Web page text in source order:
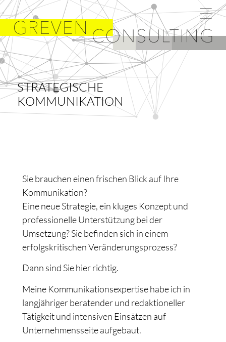
STRATEGISCHE
KOMMUNIKATION
Sie brauchen einen frischen Blick auf Ihre
Kommunikation?
Eine neue Strategie, ein kluges Konzept und
professionelle Unterstützung bei der
Umsetzung? Sie befinden sich in einem
erfolgskritischen Veränderungsprozess?
Dann sind Sie hier richtig.
Meine Kommunikationsexpertise habe ich in
langjähriger beratender und redaktioneller
Tätigkeit und intensiven Einsätzen auf
Unternehmensseite aufgebaut.